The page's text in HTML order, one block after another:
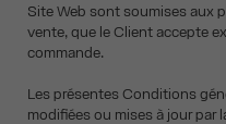
Site Web sont soumises aux
vente, que le Client accepte
commande.
Les présentes Conditions
modifiées ou mises à jour